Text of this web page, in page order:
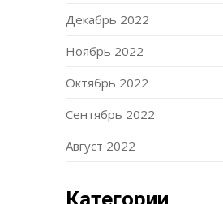
Декабрь 2022
Ноябрь 2022
Октябрь 2022
Сентябрь 2022
Август 2022
Категории